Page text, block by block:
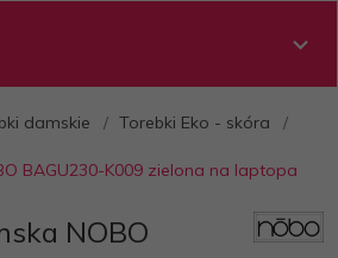
damskie Torebki Eko - skóra
BAGU230-K009 zielona na laptopa
NOBO